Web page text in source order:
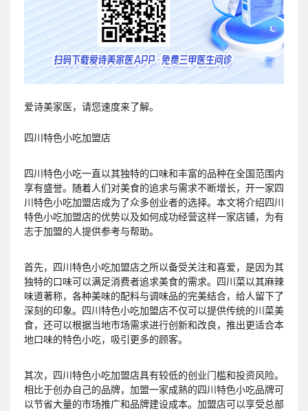
爱诗美家医，请您速度来了解。
四川特色小吃加盟店
四川特色小吃一直以其独特的口味和丰富的品种在全国范围内
享有盛誉。随着人们对美食的追求与需求不断增长，开一家四
川特色小吃加盟店成为了众多创业者的选择。本文将介绍四川
特色小吃加盟店的优势以及如何成功经营这样一家店铺，为有
志于加盟的人提供参考与帮助。
首先，四川特色小吃加盟店之所以备受关注和喜爱，是因为其
独特的口味可以满足消费者追求美食的需求。四川菜以其麻辣
味道著称，各种美味的配料与调味品的完美结合，给人留下了
深刻的印象。四川特色小吃加盟店不仅可以提供传统的川菜美
食，还可以根据当地市场需求进行创新和改良，推出更适合本
地口味的特色小吃，吸引更多的顾客。
其次，四川特色小吃加盟店具有较低的创业门槛和投资风险。
相比于创办自己的品牌，加盟一家成熟的四川特色小吃品牌可
以节省大量的市场推广和品牌建设成本。加盟店可以享受总部